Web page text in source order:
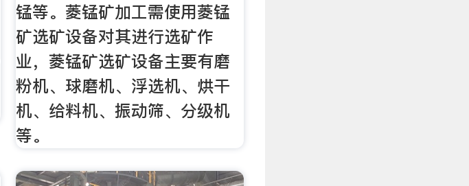
锰等。菱锰矿加工需使用菱锰
矿选矿设备对其进行选矿作
业，菱锰矿选矿设备主要有磨
粉机、球磨机、浮选机、烘干
机、给料机、振动筛、分级机
等。